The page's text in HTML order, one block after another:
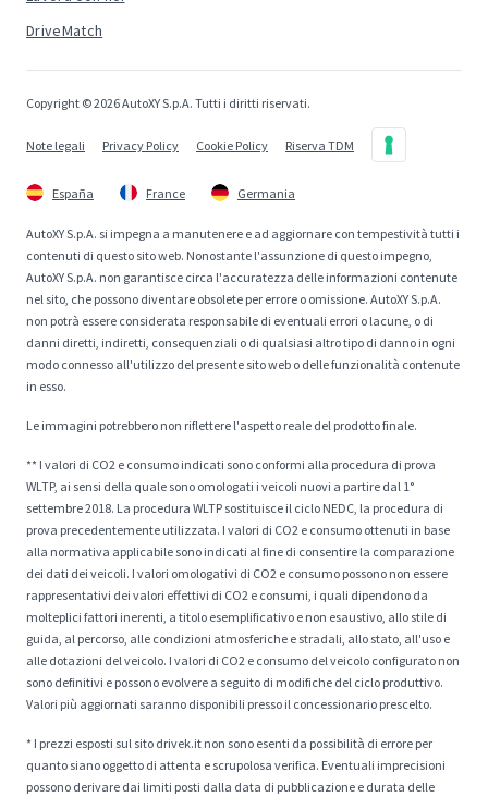
DriveMatch
Copyright © 2026 AutoXY S.p.A. Tutti i diritti riservati.
Note legali Privacy Policy Cookie Policy Riserva TDM
España France Germania
AutoXY S.p.A. si impegna a manutenere e ad aggiornare con tempestività tutti i
contenuti di questo sito web. Nonostante l'assunzione di questo impegno,
AutoXY S.p.A. non garantisce circa l'accuratezza delle informazioni contenute
nel sito, che possono diventare obsolete per errore o omissione. AutoXY S.p.A.
non potrà essere considerata responsabile di eventuali errori o lacune, o di
danni diretti, indiretti, consequenziali o di qualsiasi altro tipo di danno in ogni
modo connesso all'utilizzo del presente sito web o delle funzionalità contenute
in esso.
Le immagini potrebbero non riflettere l'aspetto reale del prodotto finale.
** I valori di CO2 e consumo indicati sono conformi alla procedura di prova
WLTP, ai sensi della quale sono omologati i veicoli nuovi a partire dal 1°
settembre 2018. La procedura WLTP sostituisce il ciclo NEDC, la procedura di
prova precedentemente utilizzata. I valori di CO2 e consumo ottenuti in base
alla normativa applicabile sono indicati al fine di consentire la comparazione
dei dati dei veicoli. I valori omologativi di CO2 e consumo possono non essere
rappresentativi dei valori effettivi di CO2 e consumi, i quali dipendono da
molteplici fattori inerenti, a titolo esemplificativo e non esaustivo, allo stile di
guida, al percorso, alle condizioni atmosferiche e stradali, allo stato, all'uso e
alle dotazioni del veicolo. I valori di CO2 e consumo del veicolo configurato non
sono definitivi e possono evolvere a seguito di modifiche del ciclo produttivo.
Valori più aggiornati saranno disponibili presso il concessionario prescelto.
* I prezzi esposti sul sito drivek.it non sono esenti da possibilità di errore per
quanto siano oggetto di attenta e scrupolosa verifica. Eventuali imprecisioni
possono derivare dai limiti posti dalla data di pubblicazione e durata delle